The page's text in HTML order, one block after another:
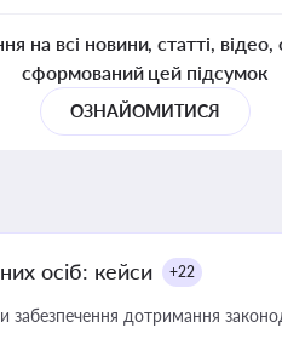
на всі новини, статті,
сформований цей підсумок
ОЗНАЙОМИТИСЯ
осіб: кейси +22
забезпечення дотримання